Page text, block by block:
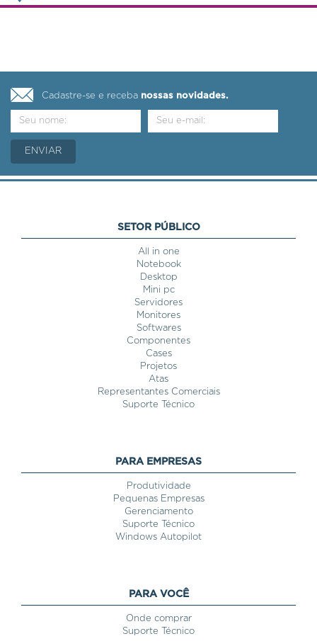
Cadastre-se e receba nossas novidades.
SETOR PÚBLICO
All in one
Notebook
Desktop
Mini pc
Servidores
Monitores
Softwares
Componentes
Cases
Projetos
Atas
Representantes Comerciais
Suporte Técnico
PARA EMPRESAS
Produtividade
Pequenas Empresas
Gerenciamento
Suporte Técnico
Windows Autopilot
PARA VOCÊ
Onde comprar
Suporte Técnico